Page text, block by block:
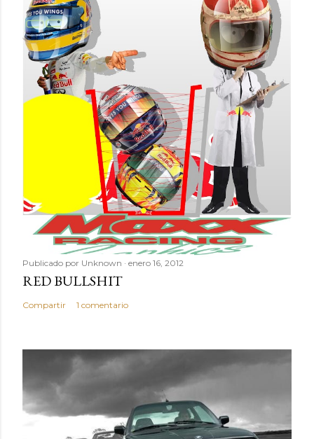
Publicado por Unknown enero 16, 2012
RED BULLSHIT
Compartir 1 comentario